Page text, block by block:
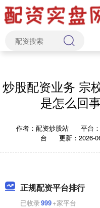
炒股配资业务 宗
是怎么回
作者：配资炒股站
平台
台
更新：2026-
正规配资平台排行
已收录999+家平台